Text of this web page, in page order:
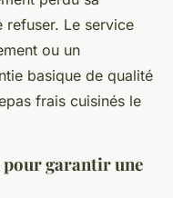
refuser. Le service
ou un
basique de qualité
frais cuisinés le
pour garantir une